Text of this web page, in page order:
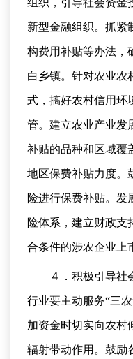
组织，引导社会资金
新型金融组织。抓紧
构费用补贴等办法，
白乡镇。针对农业农
式，搞好农村信用环
管。建立农业产业发
补贴的品种和区域覆
地区保费补贴力度。
险进行保费补贴。发
险体系，建立财政支
合条件的涉农企业上
４．积极引导社
行业要主动服务“三
加资金时切实向农村
辐射带动作用。鼓励